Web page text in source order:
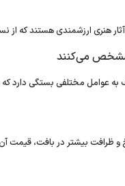
هنری ارزشمندی هستند که از
مشخص می‌کنند
عوامل مختلفی بستگی دارد که
ظرافت بیشتر در بافت، قیمت آن